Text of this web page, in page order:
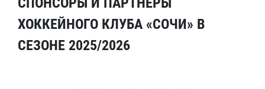
ХОККЕЙНОГО КЛУБА «СОЧИ» В
СЕЗОНЕ 2025/2026